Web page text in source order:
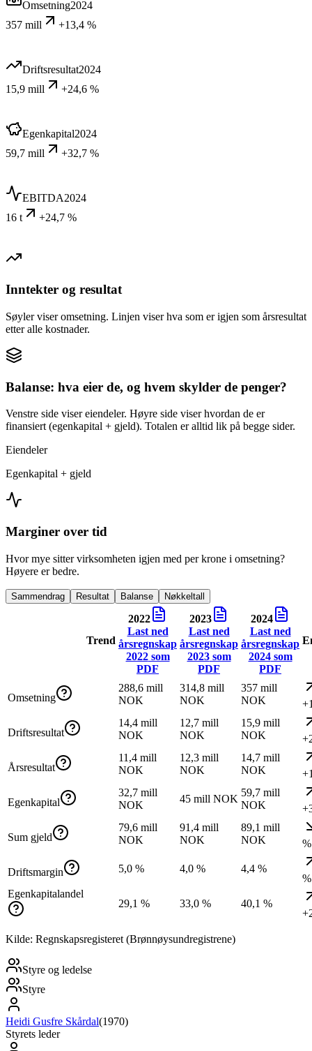
Omsetning2024
357 mill
+13,4 %
Driftsresultat2024
15,9 mill
+24,6 %
Egenkapital2024
59,7 mill
+32,7 %
EBITDA2024
16 t
+24,7 %
Inntekter og resultat
Søyler viser omsetning. Linjen viser hva som er igjen som årsresultat
etter alle kostnader.
Balanse: hva eier de, og hvem skylder de penger?
Venstre side viser eiendeler. Høyre side viser hvordan de er
finansiert (egenkapital + gjeld). Totalen er alltid lik på begge sider.
Eiendeler
Egenkapital + gjeld
Marginer over tid
Hvor mye sitter virksomheten igjen med per krone i omsetning?
Høyere er bedre.
Sammendrag Resultat Balanse Nøkkeltall
Trend
2022
Last ned
årsregnskap
2022som
PDF
2023
Last ned
årsregnskap
2023som
PDF
2024
Last ned
årsregnskap
2024som
PDF
Omsetning
288,6 mill
NOK
314,8 mill
NOK
357 mill
NOK
Driftsresultat
14,4 mill
NOK
12,7 mill
NOK
15,9 mill
NOK
Årsresultat
11,4 mill
NOK
12,3 mill
NOK
14,7 mill
NOK
Egenkapital
32,7 mill
NOK
45 mill NOK
59,7 mill
NOK
Sum gjeld
79,6 mill
NOK
91,4 mill
NOK
89,1 mill
NOK
%
Driftsmargin 5,0 % 4,0 %
4,4 %
%
Egenkapitalandel
29,1 %
33,0 %
40,1 %
Kilde: Regnskapsregisteret (Brønnøysundregistrene)
Styre og ledelse
Styre
Heidi Gusfre Skårdal(1970)
Styrets leder